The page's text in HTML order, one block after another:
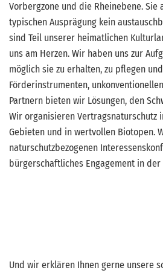
Vorbergzone und die Rheinebene.
typischen Ausprägung kein
sind Teil unserer heimatlichen
uns am Herzen. Wir haben uns zur
möglich sie zu erhalten, zu pflegen
Förderinstrumenten,
Partnern bieten wir Lösungen, den
Wir organisieren Vertragsnaturschutz
Gebieten und in wertvollen Biotopen.
naturschutzbezogenen
bürgerschaftliches Engagement in
Und wir erklären Ihnen gerne unsere